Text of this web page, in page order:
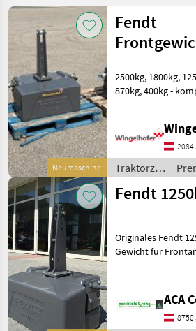
Kategorie 2 Land
AKTUELLER
PFAD
Fendt
Frontgewicht
1250 Kg
KATEGORIE
WÄHLEN
Landtechnik
7
MARKTPLATZ
Marktplatz Händlerangebote
Zurücksetzen
Ergebnisse
anzeigen
Neumaschine
Fendt
2500kg, 1800kg, 1250kg,
870kg, 400kg - kompakte
Anwendung ist ein
passendes
das A und O für
effiziente A
2084
Traktorzubehör
/ Fendt
Fendt
Originales Fendt
Gewicht für
Traktorzubehör
Frontgewichte